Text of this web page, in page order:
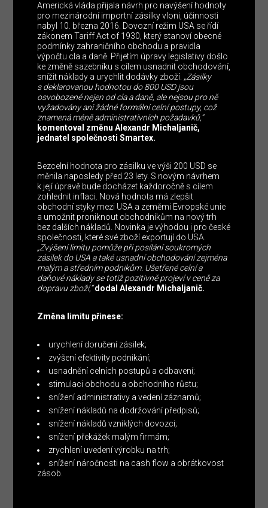
Americká vláda přijala návrh pro navýšení hodnoty
pro mezinárodní importní zásilky vloni, účinnosti
nabyl 10. března 2016. Dovozní režim USA se řídí
zákonem Tariff Act of 1930, který stanoví obecné
podmínky zahraničního obchodu a pravidla
výpočtu cla a daně. Přijetím úpravy legislativy došlo
ke změně sazebníku s cílem usnadnit obchodování,
snížit náklady a urychlit dodávky zboží. „Zásilky
s deklarovanou hodnotou do 800 USD jsou
osvobozené nejen od cla a daně, ale nejsou pro ně
vyžadovány ani žádné formální celní postupy, což
znamená méně administrativních požadavků,“
komentoval změnu Alexandr Michaljanič,
jednatel společnosti Smartex.
Bezcelní hodnota pro zásilku ve výši 200 USD se
měnila naposledy před 23 lety. S novým návrhem
k její úpravě bude docházet každoročně s cílem
zohlednit inflaci. Nová hodnota má zlepšit
obchodní styky mezi USA a zeměmi Evropské unie
a umožnit proniknout obchodníkům na nový trh
bez dalších nákladů. Novinka je výhodou i pro české
společnosti, které své zboží exportují do USA.
„Zvýšení limitu pomůže při posílání soukromých
zásilek do USA a také usnadní obchodování zejména
malým a středním podnikům. Ušetřené celní a
daňové náklady se totiž pozitivně projeví v ceně za
dopravu zboží,“ dodal Alexandr Michaljanič.
Změna limitu přinese:
urychlení doručení zásilek;
zvýšení efektivity podnikání;
usnadnění celních postupů a odbavení;
stimulaci obchodu a obchodního růstu;
snížení administrativy a vedení záznamů;
snížení nákladů na dodržování předpisů;
snížení nákladů vzniklých dovozci;
snížení překážek malým firmám;
zrychlení uvedení výrobku na trh;
snížení náročnosti na cash flow a obrátkovost
zásob.